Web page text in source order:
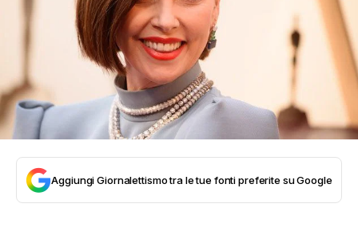
Aggiungi Giornalettismo tra le tue fonti preferite su Google